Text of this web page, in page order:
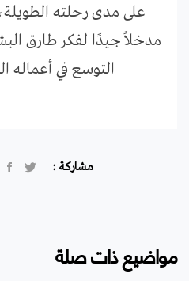
على مدى رحلته
مدخلاً جيدًا لفكر طارق
التوسع في أعماله
مشاركة :
مواضيع ذات صلة